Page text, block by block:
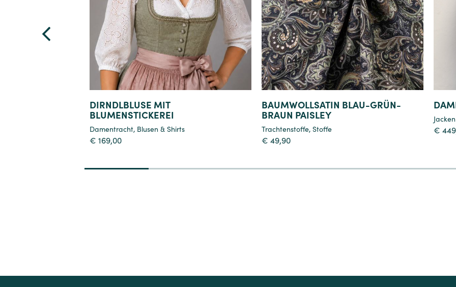
DIRNDLBLUSE MIT
BLUMENSTICKEREI
Damentracht, Blusen & Shirts
€ 169,00
BAUMWOLLSATIN BLAU-GRÜN-
BRAUN PAISLEY
Trachtenstoffe, Stoffe
€ 49,90
€